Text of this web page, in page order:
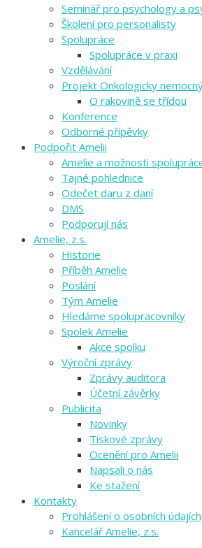
Seminář pro psychology a
Školení pro personalisty
Spolupráce
Spolupráce v praxi
Vzdělávání
Projekt Onkologicky
O rakovině se třídou
Konference
Odborné přípěvky
Podpořit Amelii
Amelie a možnosti
Tajné pohlednice
Odečet daru z daní
DMS
Podporují nás
Amelie, z.s.
Historie
Příběh Amelie
Poslání
Tým Amelie
Hledáme spolupracovníky
Spolek Amelie
Akce spolku
Výroční zprávy
Zprávy auditora
Účetní závěrky
Publicita
Novinky
Tiskové zprávy
Ocenění pro Amelii
Napsali o nás
Ke stažení
Kontakty
Prohlášení o osobních údajích
Kancelář Amelie, z.s.